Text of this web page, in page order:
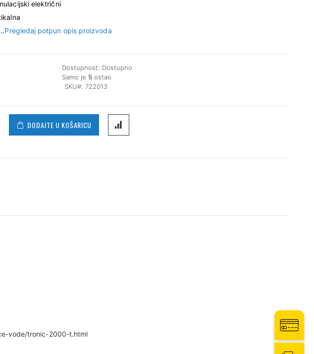
električni
Pregledaj potpun opis proizvoda
Dostupnost: Dostupno
Samo je 5 ostao
SKU
722013
DODAJTE U KOŠARICU
vode/tronic-2000-t.html